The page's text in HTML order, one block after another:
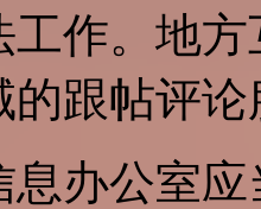
工作。地
的跟帖评
息办公室